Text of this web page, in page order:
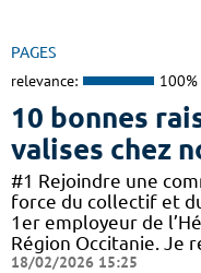
PAGES
relevance: 100%
10 bonnes
valises chez
#1 Rejoindre une
force du collectif et
1er employeur de
Région Occitanie. Je
18/02/2026 15:25